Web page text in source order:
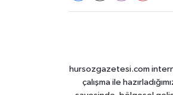
hursozgazetesi.com
çalışma ile